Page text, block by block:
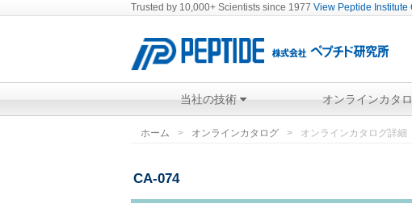
Trusted by 10,000+ Scientists since 1977 View Peptide Institute
当社の技術 オンラインカタ
ホーム オンラインカタログ オンラインカタログ詳細
CA-074